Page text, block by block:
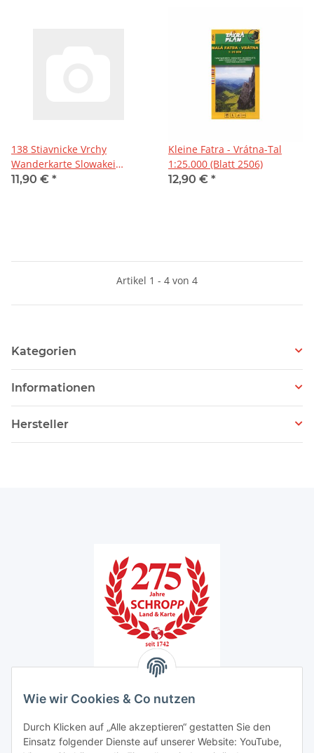
Wie wir Cookies & Co nutzen
Durch Klicken auf „Alle akzeptieren“ gestatten Sie den
Einsatz folgender Dienste auf unserer Website: YouTube,
138 Stiavnicke Vrchy
Wanderkarte Slowakei
1:50.000
11,90 € *
Kleine Fatra - Vrátna-Tal
1:25.000 (Blatt 2506)
12,90 € *
Artikel 1 - 4 von 4
Kategorien
Informationen
Hersteller
Schropp Land & Karte GmbH
10623 Berlin
Tel: 030 / 23 557 32 0